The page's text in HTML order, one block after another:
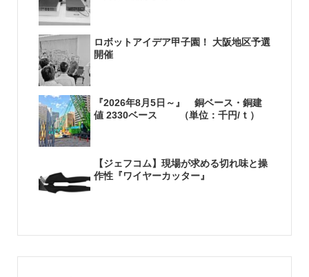
ロボットアイデア甲子園！ 大阪地区予選
開催
『2026年8月5日～』 銅ベース・銅建
値 2330ベース （単位：千円/ｔ）
【ジェフコム】現場が求める切れ味と操
作性『ワイヤーカッター』